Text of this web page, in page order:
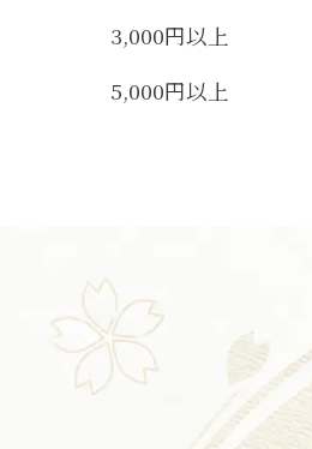
3,000円以上
5,000円以上